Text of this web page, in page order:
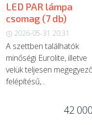
LED PAR lámpa
csomag (7 db)
2026-05-31 20:31
A szettben találhatók
minőségi Eurolite, illetve
velük teljesen
felépítésű,...
42